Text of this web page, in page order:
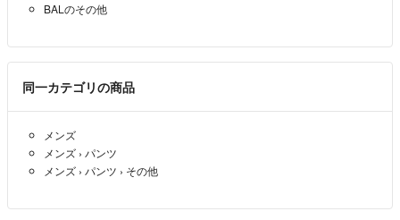
BALのその他
同一カテゴリの商品
メンズ
メンズ › パンツ
メンズ › パンツ › その他